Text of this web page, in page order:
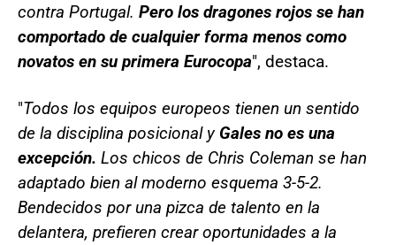
contra Portugal. Pero los dragones rojos se han
comportado de cualquier forma menos como
novatos en su primera Eurocopa", destaca.
"Todos los equipos europeos tienen un sentido
de la disciplina posicional y Gales no es una
excepción. Los chicos de Chris Coleman se han
adaptado bien al moderno esquema 3-5-2.
Bendecidos por una pizca de talento en la
delantera, prefieren crear oportunidades a la